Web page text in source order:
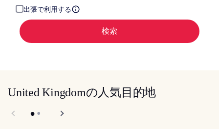
出張で利用する
検索
United Kingdomの人気目的地